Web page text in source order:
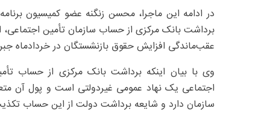
در ادامه این ماجرا، محسن زنگنه عضو کمیسیون
عقب‌ماندگی افزایش حقوق بازنشستگان در خردادماه
وی با بیان اینکه برداشت بانک مرکزی از حساب
اجتماعی یک نهاد عمومی غیردولتی است و پول آن
سازمان دارد و شایعه برداشت دولت از این حساب